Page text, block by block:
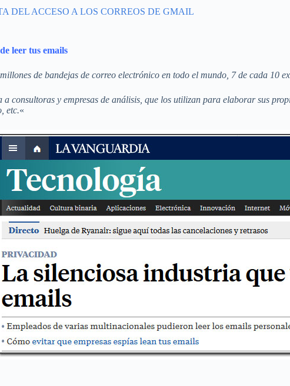
DEL ACCESO A LOS CORREOS DE GMAIL
leer tus emails
de bandejas de correo electrónico en todo el mundo, 7 de cada 10
a consultoras y empresas de análisis, que los utilizan para elaborar sus
etc.«